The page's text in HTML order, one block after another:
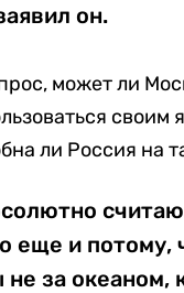
он.
может ли
своим
ли Россия на
еще и потому,
не за океаном,